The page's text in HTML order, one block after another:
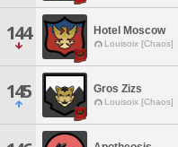
144 Hotel Moscow
Louisoix [Chaos]
145 Gros Zizs
Louisoix [Chaos]